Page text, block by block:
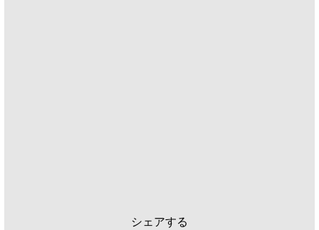
シェアする